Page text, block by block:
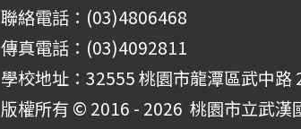
聯絡電話：(03)4806468
傳真電話：(03)4092811
學校地址：32555 桃園市龍潭區武中路
版權所有 © 2016 - 2026 桃園市立武漢